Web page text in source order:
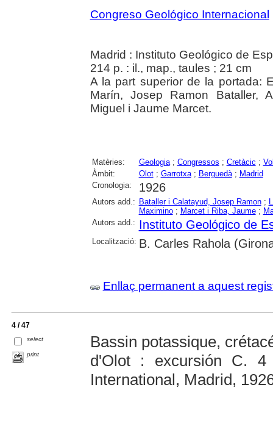
Congreso Geológico Internacional
Madrid : Instituto Geológico de
214 p. : il., map., taules ; 21 cm
A la part superior de la portada:
Marín, Josep Ramon Bataller,
Miguel i Jaume Marcet.
Matèries: Geologia; Congressos ; Cretàcic ;
Àmbit:
Olot; Garrotxa; Berguedà; Madrid
Cronologia:
1926
Autors add.: Bataller i Calatayud, Josep Ramon;
Maximino; Marcet i Riba, Jaume;
Autors add.: Instituto Geológico de
Localització: B. Carles Rahola
Enllaç permanent a aquest
4 / 47
select
print
Bassin potassique,
d'Olot : excursión C. 4
International, Madrid,